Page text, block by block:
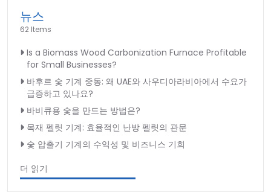
뉴스
62 Items
Is a Biomass Wood Carbonization Furnace Profitable
for Small Businesses?
바후르 숯 기계 중동: 왜 UAE와 사우디아라비아에서 수요가
급증하고 있나요?
바비큐용 숯을 만드는 방법은?
목재 펠릿 기계: 효율적인 난방 펠릿의 관문
숯 압출기 기계의 수익성 및 비즈니스 기회
더 읽기